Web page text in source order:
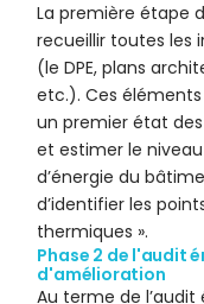
La première étape
recueillir toutes les
(le DPE, plans
etc.). Ces
un premier état
et estimer le
d’énergie du
d’identifier les
thermiques ».
Phase 2 de l'audit
d'amélioration
Au terme de